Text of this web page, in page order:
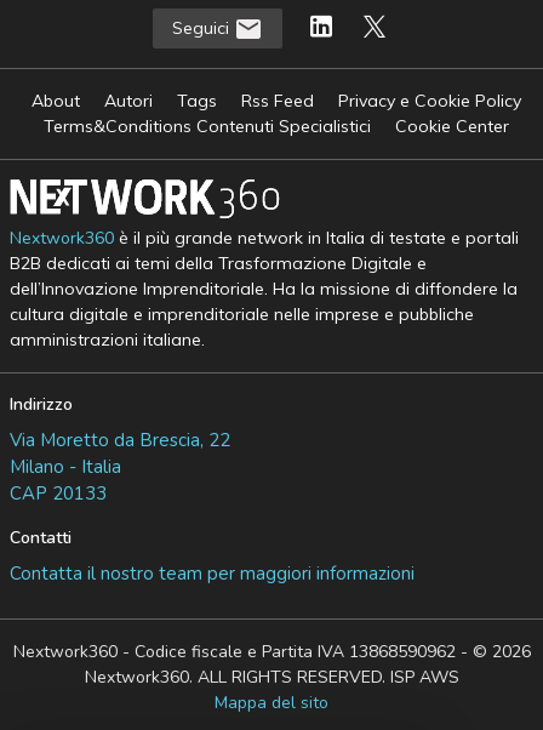
Seguici
About Autori Tags Rss Feed
Privacy e Cookie Policy
Terms&Conditions Contenuti Specialistici
Cookie Center
Nextwork360è il più grande network in Italia di testate e portali
B2B dedicati ai temi della Trasformazione Digitale e
dell’Innovazione Imprenditoriale. Ha la missione di diffondere la
cultura digitale e imprenditoriale nelle imprese e pubbliche
amministrazioni italiane.
Indirizzo
Via Moretto da Brescia, 22
Milano - Italia
CAP 20133
Contatti
Contatta il nostro team per maggiori informazioni
Nextwork360 - Codice fiscale e Partita IVA 13868590962 - © 2026
Nextwork360. ALL RIGHTS RESERVED. ISP AWS
Mappa del sito